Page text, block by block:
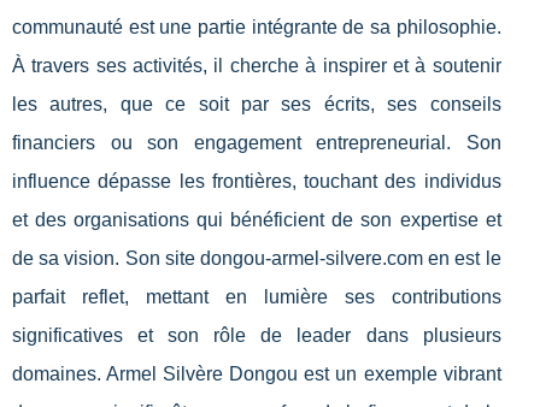
communauté est une partie intégrante de sa philosophie.
À travers ses activités, il cherche à inspirer et à soutenir
les autres, que ce soit par ses écrits, ses conseils
financiers ou son engagement entrepreneurial. Son
influence dépasse les frontières, touchant des individus
et des organisations qui bénéficient de son expertise et
de sa vision. Son site dongou-armel-silvere.com en est le
parfait reflet, mettant en lumière ses contributions
significatives et son rôle de leader dans plusieurs
domaines. Armel Silvère Dongou est un exemple vibrant